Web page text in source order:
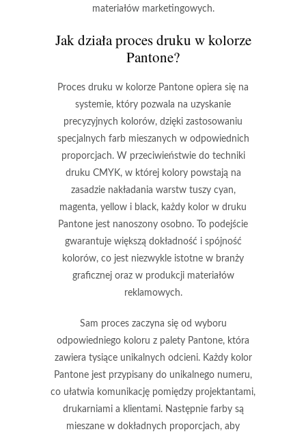
materiałów marketingowych.
Jak działa proces druku w kolorze
Pantone?
Proces druku w kolorze Pantone opiera się na
systemie, który pozwala na uzyskanie
precyzyjnych kolorów, dzięki zastosowaniu
specjalnych farbmieszanych w odpowiednich
proporcjach. W przeciwieństwie do techniki
druku CMYK, w której kolory powstają na
zasadzie nakładania warstw tuszy cyan,
magenta, yellow i black, każdy kolor w druku
Pantone jest nanoszony osobno. To podejście
gwarantuje większą dokładność i spójność
kolorów, co jest niezwykle istotne w branży
graficznej oraz w produkcji materiałów
reklamowych.
Sam proces zaczyna się od wyboru
odpowiedniego koloru z palety Pantone, która
zawiera tysiące unikalnych odcieni. Każdy kolor
Pantone jest przypisany do unikalnego numeru,
co ułatwia komunikację pomiędzy projektantami,
drukarniami a klientami. Następnie farby są
mieszane w dokładnych proporcjach, aby